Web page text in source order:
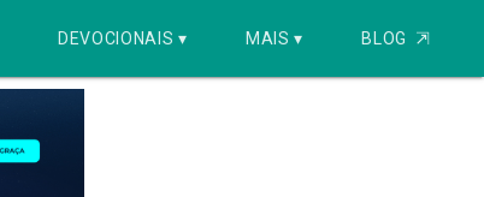
DEVOCIONAIS ▾ MAIS ▾ BLOG ⇱